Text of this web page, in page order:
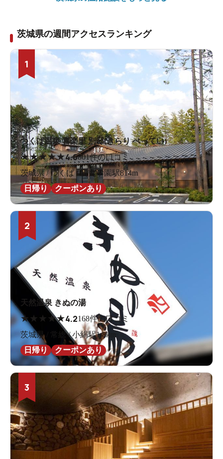
茨城県の週間アクセスランキング
1
つくば温泉 喜楽里 別邸(きらり べってい)
★★★★★4.6801件の口コミ
茨城県 / つくば / 研究学園駅814m
日帰り
クーポンあり
2
天然温泉 きぬの湯
★ ★ ★ ★★4.2168件の口コミ
茨城県 / 常総 / 小絹駅1.8km
日帰り
クーポンあり
3